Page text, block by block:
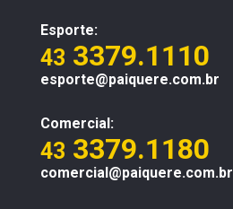
Esporte:
43 3379.1110
esporte@paiquere.com.br
Comercial:
43 3379.1180
comercial@paiquere.com.br